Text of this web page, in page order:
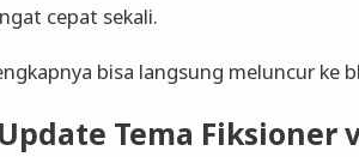
cepat sekali.
bisa langsung meluncur ke
Tema Fiksioner